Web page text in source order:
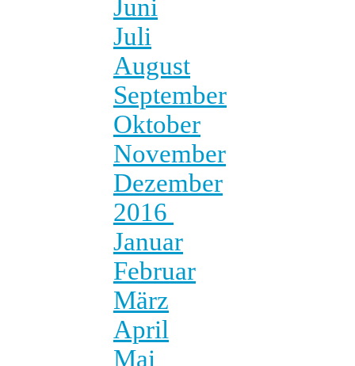
Juni
Juli
August
September
Oktober
November
Dezember
2016
Januar
Februar
März
April
Mai